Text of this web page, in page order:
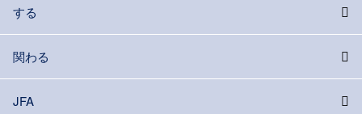
する
関わる
JFA